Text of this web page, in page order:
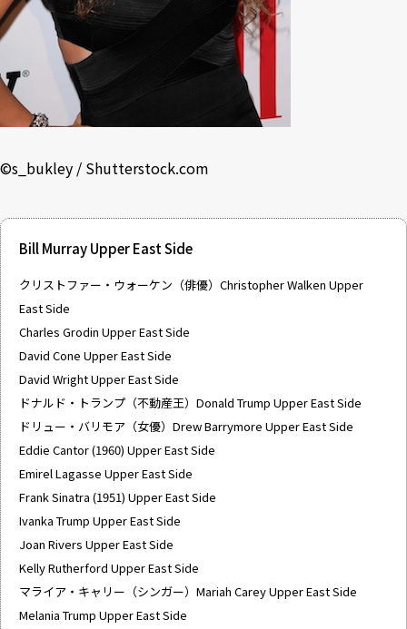
©s_bukley / Shutterstock.com
Bill Murray Upper East Side
クリストファー・ウォーケン（俳優）Christopher Walken Upper
East Side
Charles Grodin Upper East Side
David Cone Upper East Side
David Wright Upper East Side
ドナルド・トランプ（不動産王）Donald Trump Upper East Side
ドリュー・バリモア（女優）Drew Barrymore Upper East Side
Eddie Cantor (1960) Upper East Side
Emirel Lagasse Upper East Side
Frank Sinatra (1951) Upper East Side
Ivanka Trump Upper East Side
Joan Rivers Upper East Side
Kelly Rutherford Upper East Side
マライア・キャリー（シンガー）Mariah Carey Upper East Side
Melania Trump Upper East Side